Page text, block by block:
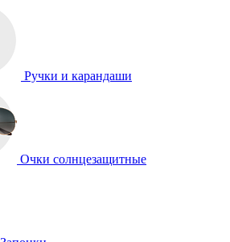
Ручки и карандаши
Очки солнцезащитные